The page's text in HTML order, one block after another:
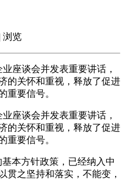
浏览
座谈会并发表重要讲话，
的关怀和重视，释放了促进
重要信号。
座谈会并发表重要讲话，
的关怀和重视，释放了促进
重要信号。
本方针政策，已经纳入中
贯之坚持和落实，不能变，